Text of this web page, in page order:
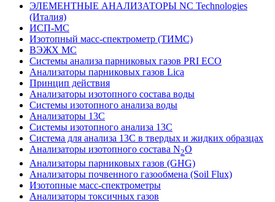
ЭЛЕМЕНТНЫЕ АНАЛИЗАТОРЫ NC Technologies
(Италия)
ИСП-МС
Изотопный масс-спектрометр (ТИМС)
ВЭЖХ МС
Системы анализа парниковых газов PRI ECO
Анализаторы парниковых газов Lica
Принцип действия
Анализаторы изотопного состава воды
Системы изотопного анализа воды
Анализаторы 13C
Системы изотопного анализа 13С
Система для анализа 13С в твердых и жидких образцах
Анализаторы изотопного состава N2O
Анализаторы парниковых газов (GHG)
Анализаторы почвенного газообмена (Soil Flux)
Изотопные масс-спектрометры
Анализаторы токсичных газов